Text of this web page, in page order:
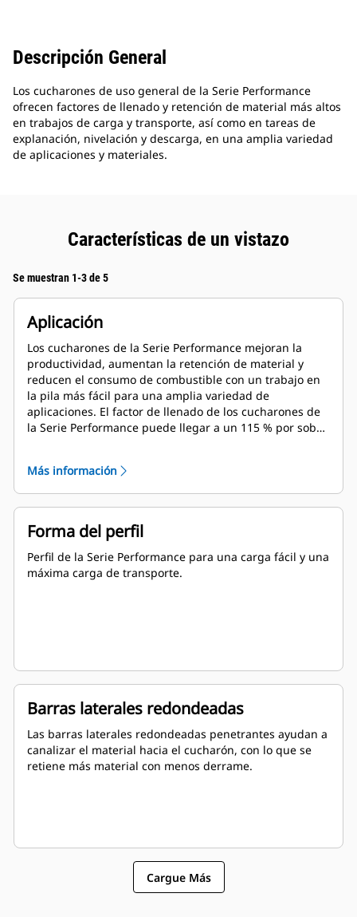
Descripción General
Los cucharones de uso general de la Serie Performance
ofrecen factores de llenado y retención de material más altos
en trabajos de carga y transporte, así como en tareas de
explanación, nivelación y descarga, en una amplia variedad
de aplicaciones y materiales.
Características de un vistazo
Se muestran 1-3 de 5
Aplicación
Los cucharones de la Serie Performance mejoran la
productividad, aumentan la retención de material y
reducen el consumo de combustible con un trabajo en
la pila más fácil para una amplia variedad de
aplicaciones. El factor de llenado de los cucharones de
la Serie Performance puede llegar a un 115 % por sobre
Más información
Forma del perfil
Perfil de la Serie Performance para una carga fácil y una
máxima carga de transporte.
Barras laterales redondeadas
Las barras laterales redondeadas penetrantes ayudan a
canalizar el material hacia el cucharón, con lo que se
retiene más material con menos derrame.
Cargue Más